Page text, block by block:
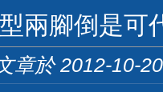
兩腳倒是可
章於 2012-10-